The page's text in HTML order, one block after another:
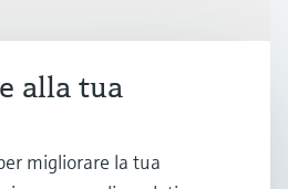
alla tua
migliorare la tua